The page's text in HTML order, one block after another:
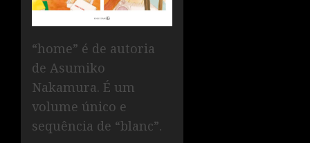
“home” é de autoria
de Asumiko
Nakamura. É um
volume único e
sequência de “blanc”.